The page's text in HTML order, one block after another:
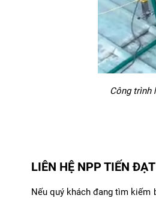
Công trình
LIÊN HỆ NPP TIẾN
Nếu quý khách đang tìm kiếm